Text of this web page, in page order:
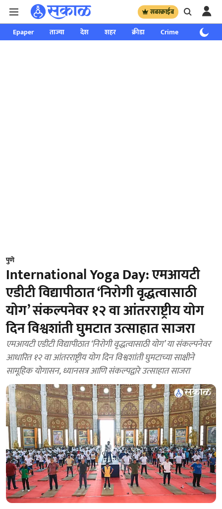
सबस्क्राईब
Epaper ताज्या देश शहर क्रीडा Crime साप्ताहिक
पुणे
International Yoga Day: एमआयटी
एडीटी विद्यापीठात ‘निरोगी वृद्धत्वासाठी
योग’ संकल्पनेवर १२ वा आंतरराष्ट्रीय योग
दिन विश्वशांती घुमटात उत्साहात साजरा
एमआयटी एडीटी विद्यापीठात ‘निरोगी वृद्धत्वासाठी योग’ या संकल्पनेवर
आधारित १२ वा आंतरराष्ट्रीय योग दिन विश्वशांती घुमटाच्या साक्षीने
सामूहिक योगासन, ध्यानसत्र आणि संकल्पद्वारे उत्साहात साजरा